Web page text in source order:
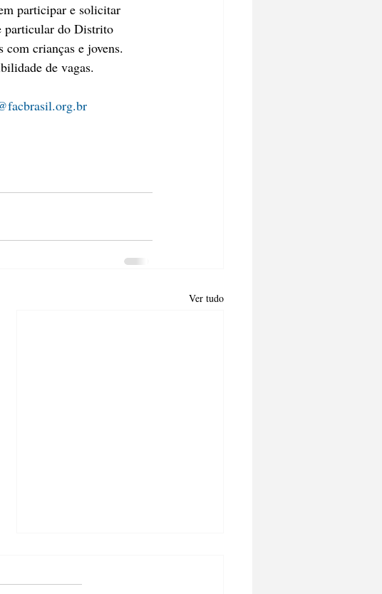
participar e solicitar
particular do Distrito
crianças e jovens.
de vagas.
Ver tudo